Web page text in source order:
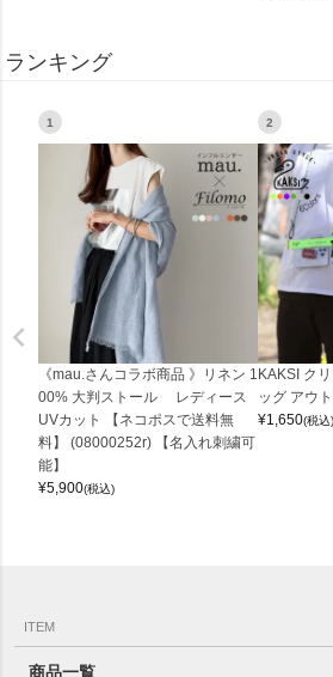
ランキング
1
《mau.さんコラボ商品 》リネン 1
00% 大判ストール レディース
UVカット 【ネコポスで送料無
料】 (08000252r) 【名入れ刺繍可
能】
¥5,900(税込)
2
KAKSI ク
ッグ アウ
¥1,650(税込)
ITEM
商品一覧